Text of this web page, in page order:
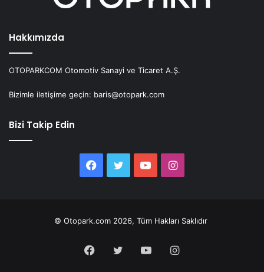
Hakkımızda
OTOPARKCOM Otomotiv Sanayi ve Ticaret A.Ş.
Bizimle iletişime geçin: baris@otopark.com
Bizi Takip Edin
Facebook
Twitter YouTubeInstagram
© Otopark.com 2026, Tüm Hakları Saklıdır
Facebook
Twitter YouTubeInstagram